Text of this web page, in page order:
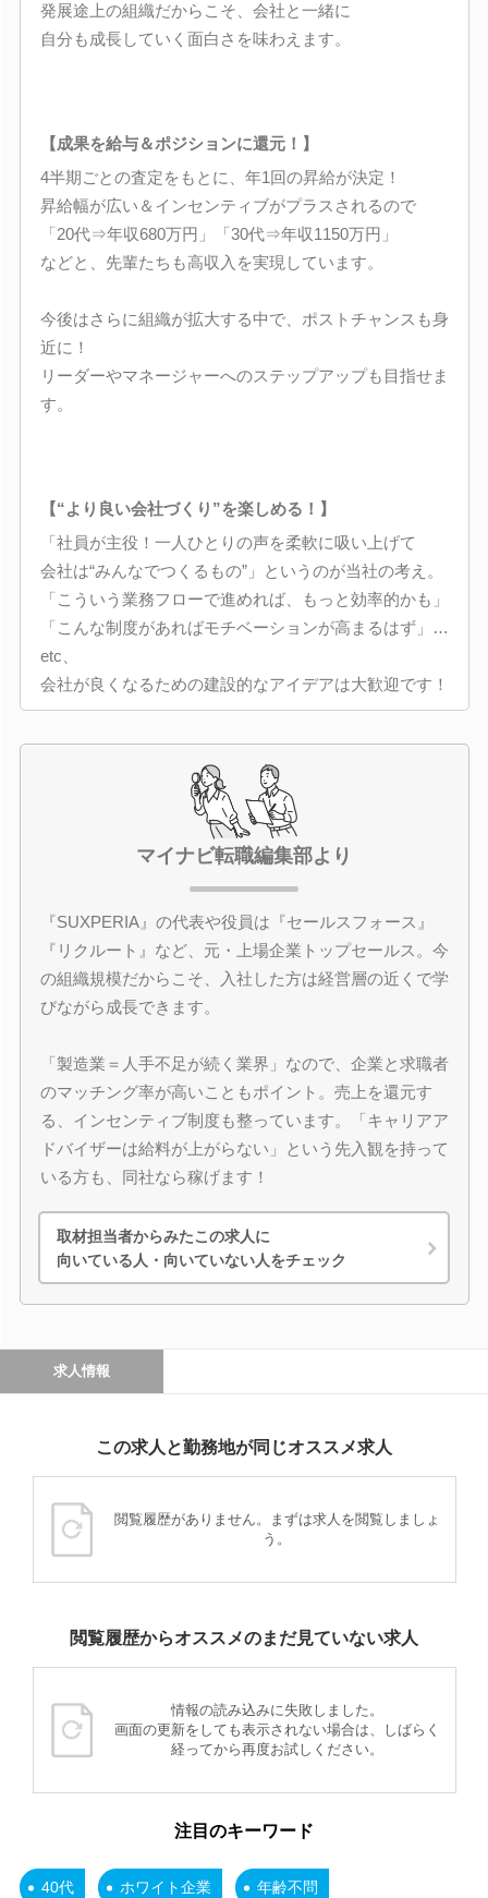
発展途上の組織だからこそ、会社と一緒に
自分も成長していく面白さを味わえます。
【成果を給与＆ポジションに還元！】
4半期ごとの査定をもとに、年1回の昇給が決定！
昇給幅が広い＆インセンティブがプラスされるので
「20代⇒年収680万円」「30代⇒年収1150万円」
などと、先輩たちも高収入を実現しています。
今後はさらに組織が拡大する中で、ポストチャンスも身
近に！
リーダーやマネージャーへのステップアップも目指せま
す。
【“より良い会社づくり”を楽しめる！】
「社員が主役！一人ひとりの声を柔軟に吸い上げて
会社は“みんなでつくるもの”」というのが当社の考え。
「こういう業務フローで進めれば、もっと効率的かも」
「こんな制度があればモチベーションが高まるはず」…
etc、
会社が良くなるための建設的なアイデアは大歓迎です！
マイナビ転職編集部より
『SUXPERIA』の代表や役員は『セールスフォース』
『リクルート』など、元・上場企業トップセールス。今
の組織規模だからこそ、入社した方は経営層の近くで学
びながら成長できます。
「製造業＝人手不足が続く業界」なので、企業と求職者
のマッチング率が高いこともポイント。売上を還元す
る、インセンティブ制度も整っています。「キャリアア
ドバイザーは給料が上がらない」という先入観を持って
いる方も、同社なら稼げます！
取材担当者からみたこの求人に
向いている人・向いていない人をチェック
求人情報
この求人と勤務地が同じオススメ求人
閲覧履歴がありません。まずは求人を閲覧しましょ
う。
閲覧履歴からオススメのまだ見ていない求人
情報の読み込みに失敗しました。
画面の更新をしても表示されない場合は、しばらく
経ってから再度お試しください。
注目のキーワード
40代 ホワイト企業 年齢不問